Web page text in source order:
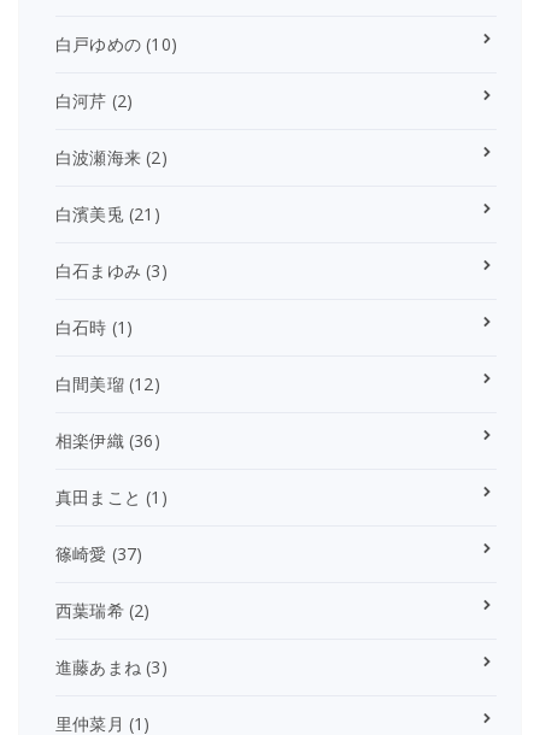
白戸ゆめの (10)
白河芹 (2)
白波瀬海来 (2)
白濱美兎 (21)
白石まゆみ (3)
白石時 (1)
白間美瑠(12)
相楽伊織 (36)
真田まこと (1)
篠崎愛 (37)
西葉瑞希(2)
進藤あまね (3)
里仲菜月 (1)